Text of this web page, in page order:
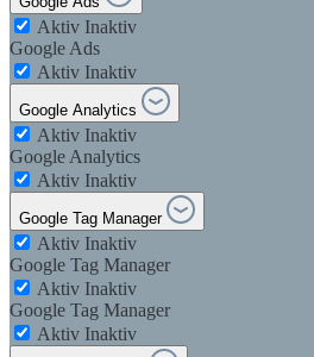
Aktiv Inaktiv
Google Ads
Aktiv Inaktiv
Google Analytics
Aktiv Inaktiv
Google Analytics
Aktiv Inaktiv
Google Tag Manager
Aktiv Inaktiv
Google Tag Manager
Aktiv Inaktiv
Google Tag Manager
Aktiv Inaktiv